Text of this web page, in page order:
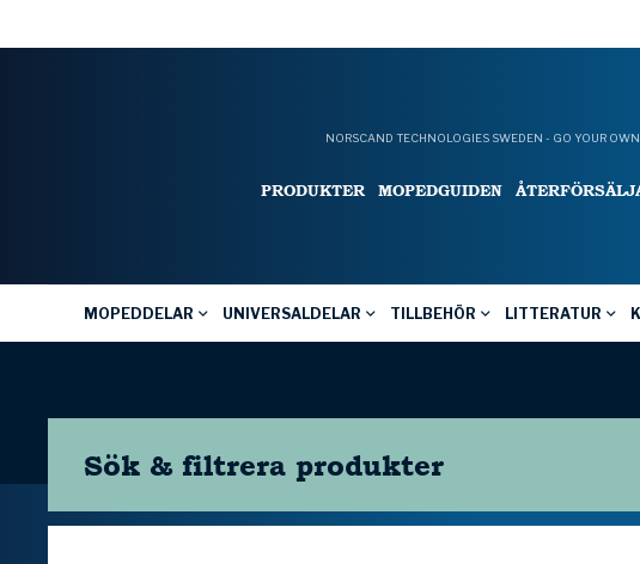
NORSCAND TECHNOLOGIES SWEDEN - GO YOUR
PRODUKTER MOPEDGUIDEN
MOPEDDELAR UNIVERSALDELAR TILLBEHÖR LITTERATUR
Sök & filtrera produkter